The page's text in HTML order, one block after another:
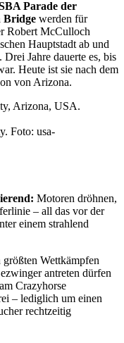
Parade der
Bridge werden für
Robert McCulloch
Hauptstadt ab und
. Drei Jahre dauerte es, bis
Heute ist sie nach dem
von Arizona.
Foto: usa-
Motoren dröhnen,
– all das vor der
einem strahlend
größten Wettkämpfen
antreten dürfen
Crazyhorse
– lediglich um einen
rechtzeitig